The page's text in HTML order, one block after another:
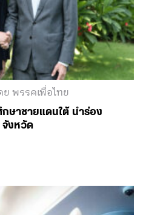
ย พรรคเพื่อไทย
ษาชายแดนใต้ นำร่อง
จังหวัด